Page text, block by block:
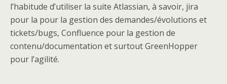
l’habitude d’utiliser la suite Atlassian, à savoir, jira
pour la pour la gestion des demandes/évolutions et
tickets/bugs, Confluence pour la gestion de
contenu/documentation et surtout GreenHopper
pour l’agilité.